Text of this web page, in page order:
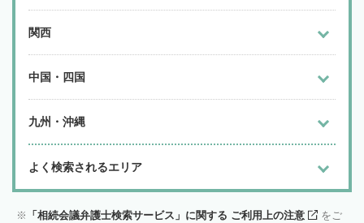
関西
中国・四国
九州・沖縄
よく検索されるエリア
「相続会議弁護士検索サービス」に関する ご利用上の注意
をご